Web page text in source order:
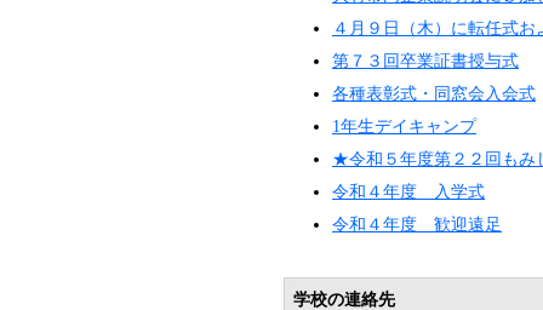
４月９日（木）に転任式
第７３回卒業証書授与式
各種表彰式・同窓会入会式
1年生デイキャンプ
★令和５年度第２２回も
令和４年度 入学式
令和４年度 歓迎遠足
学校の連絡先